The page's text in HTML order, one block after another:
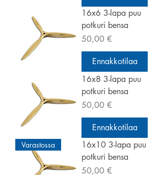
16x6 3-lapa puu
potkuri bensa
Hinta
50,00 €
Ennakkotilaa
16x8 3-lapa puu
potkuri bensa
Hinta
50,00 €
Ennakkotilaa
Varastossa
16x10 3-lapa puu
potkuri bensa
Hinta
50,00 €